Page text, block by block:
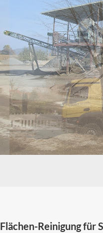
Flächen-Reinigung für